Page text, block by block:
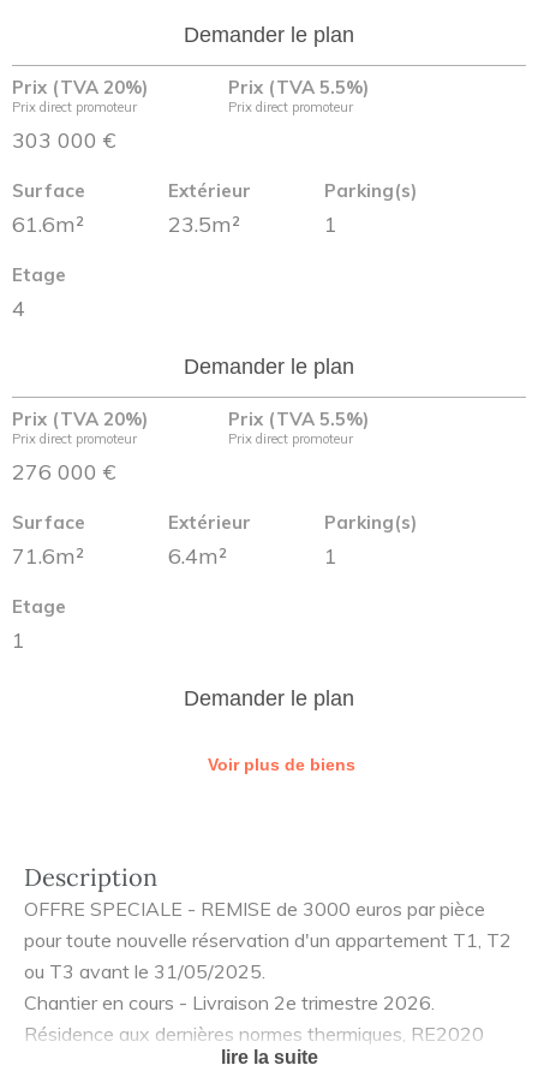
Demander le plan
Prix (TVA 20%)
Prix direct promoteur
303 000 €
Prix (TVA 5.5%)
Prix direct promoteur
Surface
61.6m²
Extérieur
23.5m²
Parking(s)
1
Etage
4
Demander le plan
Prix (TVA 20%)
Prix direct promoteur
276 000 €
Prix (TVA 5.5%)
Prix direct promoteur
Surface
71.6m²
Extérieur
6.4m²
Parking(s)
1
Etage
1
Demander le plan
Voir plus de biens
Description
OFFRE SPECIALE - REMISE de 3000 euros par pièce
pour toute nouvelle réservation d'un appartement T1, T2
ou T3 avant le 31/05/2025.
Chantier en cours - Livraison 2e trimestre 2026.
Résidence aux dernières normes thermiques, RE2020
chauffage bois ou pompe à chaleur selon le logement.
lire la suite